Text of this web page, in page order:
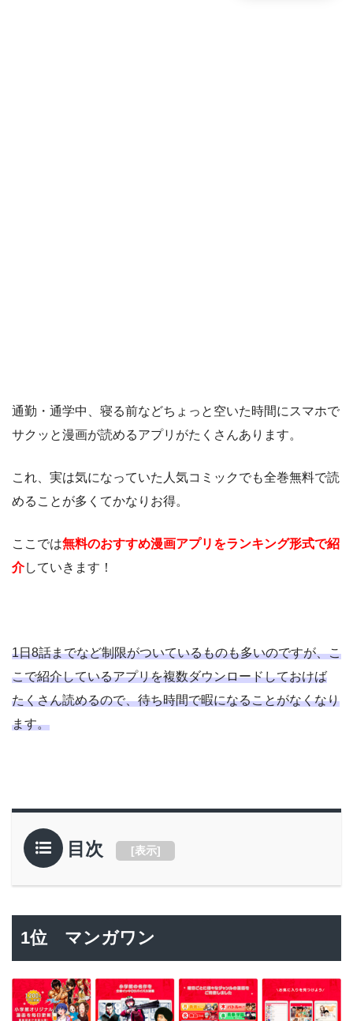
通勤・通学中、寝る前などちょっと空いた時間にスマホで
サクッと漫画が読めるアプリがたくさんあります。
これ、実は気になっていた人気コミックでも全巻無料で読
めることが多くてかなりお得。
ここでは無料のおすすめ漫画アプリをランキング形式で紹
介していきます！
1日8話までなど制限がついているものも多いのですが、こ
こで紹介しているアプリを複数ダウンロードしておけば
たくさん読めるので、待ち時間で暇になることがなくなり
ます。
目次 [表示]
1位 マンガワン